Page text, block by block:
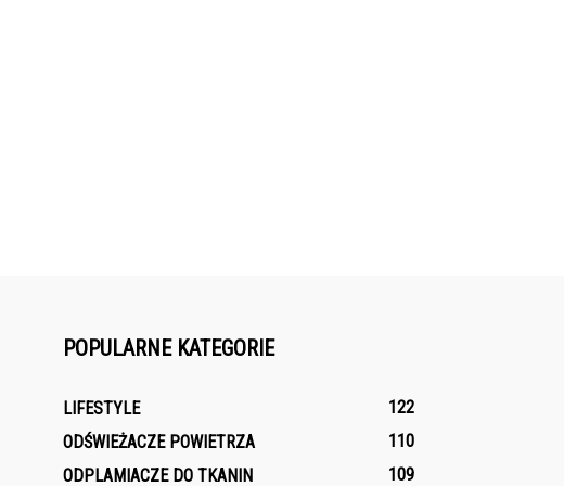
POPULARNE KATEGORIE
LIFESTYLE
122
ODŚWIEŻACZE POWIETRZA
110
ODPLAMIACZE DO TKANIN
109